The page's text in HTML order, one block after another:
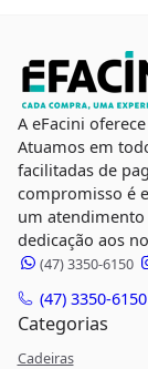
A eFacini
Atuamos em
facilitadas de
compromisso é
um
dedicação aos
(47) 3350-6150
(47) 3350-6150
Categorias
Cadeiras